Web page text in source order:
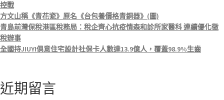
控戰
方文山稱《青花瓷》原名《台包養價格青銅器》(圖)
青島前灣保稅港區稅務局：稅企齊心抗疫情森和診所家醫科 連續優化徵
稅辦事
全國持JIUYI俱意住宅設計社保卡人數達13.9億人，覆蓋98.9%生齒
近期留言